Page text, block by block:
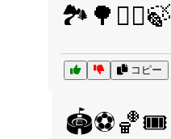
🏞️🌳🚶‍♀️🍃
コピー
🏟️⚽🏀🎟️